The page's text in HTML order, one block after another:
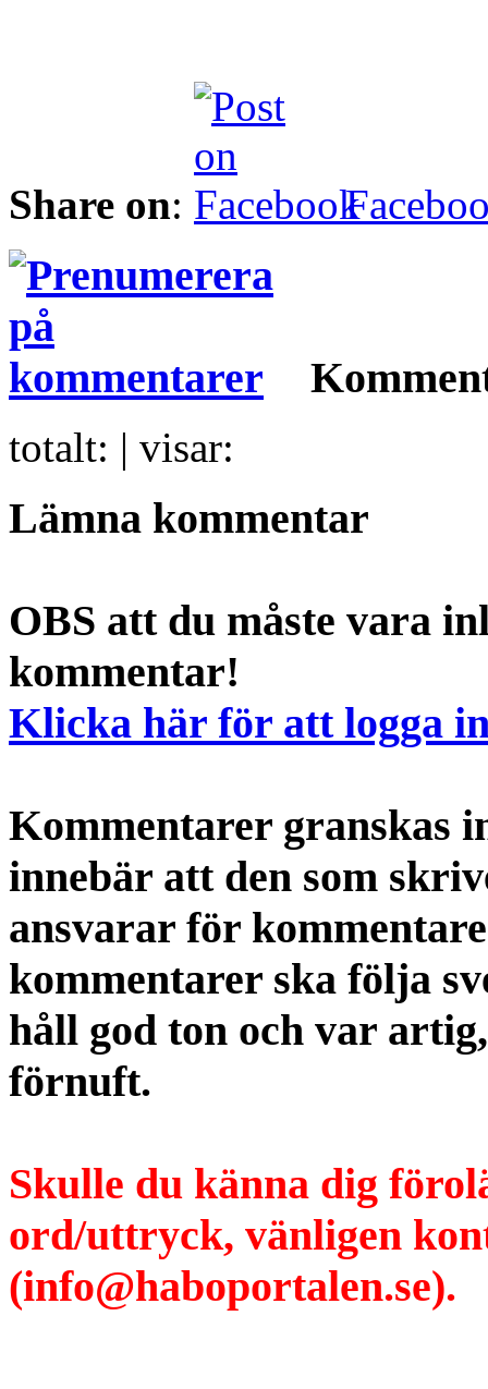
Share on:
totalt: | visar:
Lämna kommentar
OBS att du måste vara
kommentar!
Klicka här för att logga
Kommentarer granskas
innebär att den som
ansvarar för
kommentarer ska följa
håll god ton och var
förnuft.
Skulle du känna dig
ord/uttryck, vänligen
(info@haboportalen.se).